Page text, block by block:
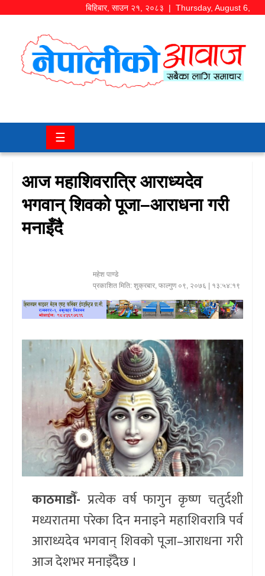
बिहिबार,साउन २१, २०८३ | Thursday, August 6,
समाज/
चितवन
मनोरञ्जन
बजार
प्रदेश
प्रवास/
रोचक
अन्तर्वार्ता
☰
आज महाशिवरात्रि आराध्यदेव
भगवान् शिवको पूजा–आराधना गरी
मनाइँदै
महेश पाण्डे
प्रकाशित मिति: शुक्रबार, फाल्गुण ०९, २०७६ | १३:५४:१९
काठमाडौँ- प्रत्येक वर्ष फागुन कृष्ण चतुर्दशी
मध्यरातमा परेका दिन मनाइने महाशिवरात्रि पर्व
आराध्यदेव भगवान् शिवको पूजा–आराधना गरी
आज देशभर मनाइँदैछ ।